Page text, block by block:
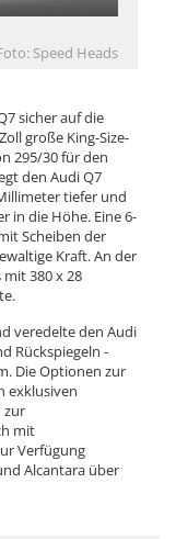
Speed Heads
sicher auf die
große King-Size-
295/30 für den
den Audi Q7
tiefer und
in die Höhe. Eine 6-
Scheiben der
Kraft. An der
380 x 28
veredelte den Audi
Rückspiegeln -
Die Optionen zur
exklusiven
zur
mit
Verfügung
Alcantara über